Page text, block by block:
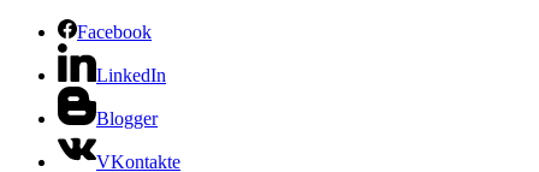
Facebook
LinkedIn
Blogger
VKontakte